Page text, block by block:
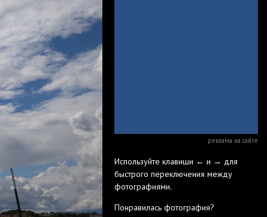
реклама на сайте
Используйте клавиши ← и → для
быстрого переключения между
фотографиями.
Понравилась фотография?